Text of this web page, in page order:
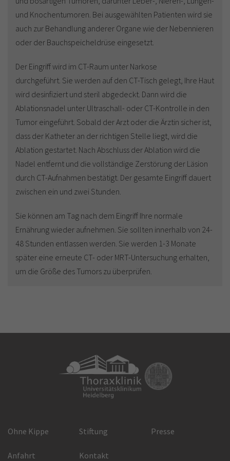
und Knochentumoren. Bei ausgewählten Patienten wird sie
auch zur Behandlung anderer Organe wie der Nebennieren
oder der Bauchspeicheldrüse eingesetzt.
Der Eingriff wird im CT-Raum unter Narkose
durchgeführt. Sie werden auf den CT-Tisch gelegt, Ihre Haut
wird desinfiziert und steril abgedeckt. Dann wird die
Ablationsnadel unter Ultraschall- oder CT-Kontrolle in den
Tumor eingeführt. Sobald der Arzt oder die Ärztin sicher ist,
dass der Katheter an der richtigen Stelle liegt, wird die
Ablation gestartet. Nach Abschluss der Ablation wird die
Nadel entfernt und die vollständige Zerstörung der Läsion
durch CT-Aufnahmen bestätigt. Der gesamte Eingriff dauert
zwischen ein und zwei Stunden.
Sie können am Tag nach dem Eingriff Ihre normale
Ernährung wieder aufnehmen. Sie sollten innerhalb von 24-
48 Stunden entlassen werden. Sie werden 1-3 Monate
später eine erneute CT- oder MRT-Untersuchung erhalten,
um die Größe des Tumors zu überprüfen.
Ohne Kippe Stiftung Presse
Anfahrt Kontakt